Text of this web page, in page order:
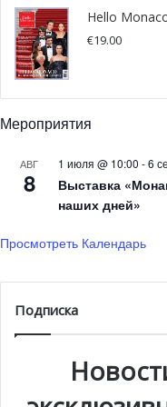
Hello
€19.00
Мероприятия
АВГ
8
1 июля @ 10:00 -6
Выставка
наших дней»
Просмотреть Календарь
Подписка